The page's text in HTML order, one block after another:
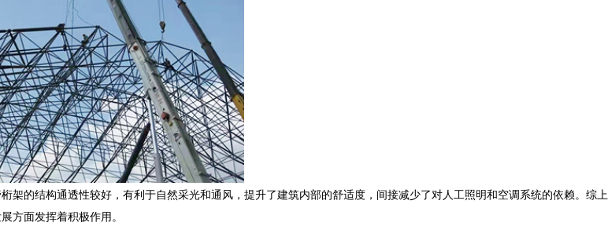
的结构通透性较好，有利于自然采光和通风，提升了建筑内部的舒适度，间接减少了对人工照明和空调系统的依赖。综上
方面发挥着积极作用。